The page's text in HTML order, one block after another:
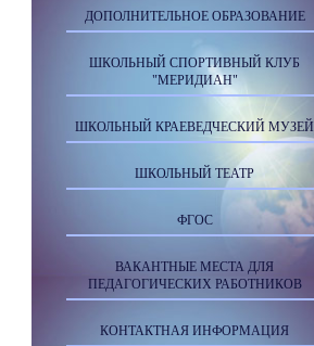
ДОПОЛНИТЕЛЬНОЕ ОБРАЗОВАНИЕ
ШКОЛЬНЫЙ СПОРТИВНЫЙ КЛУБ
"МЕРИДИАН"
ШКОЛЬНЫЙ КРАЕВЕДЧЕСКИЙ МУЗЕЙ
ШКОЛЬНЫЙ ТЕАТР
ФГОС
ВАКАНТНЫЕ МЕСТА ДЛЯ
ПЕДАГОГИЧЕСКИХ РАБОТНИКОВ
КОНТАКТНАЯ ИНФОРМАЦИЯ